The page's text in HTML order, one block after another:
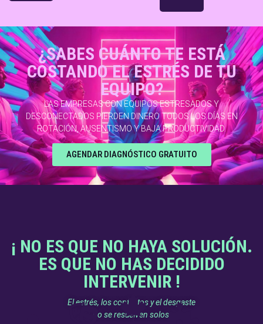
¿SABES CUÁNTO TE ESTÁ
COSTANDO EL ESTRÉS DE TU
EQUIPO?
LAS EMPRESAS CON EQUIPOS ESTRESADOS Y
DESCONECTADOS PIERDEN DINERO TODOS LOS DÍAS EN
ROTACIÓN, AUSENTISMO Y BAJA PRODUCTIVIDAD.
AGENDAR DIAGNÓSTICO GRATUITO
¡ NO ES QUE NO HAYA SOLUCIÓN.
ES QUE NO HAS DECIDIDO
INTERVENIR !
El estrés, los conflictos y el desgaste
no se resuelven solos: